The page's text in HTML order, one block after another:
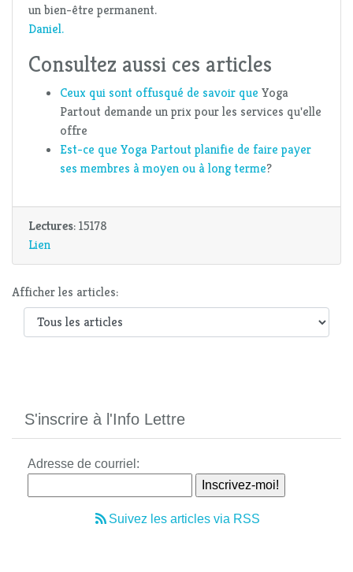
un bien-être permanent.
Daniel.
Consultez aussi ces articles
Ceux qui sont offusqué de savoir que Yoga
Partout demande un prix pour les services qu'elle
offre
Est-ce que Yoga Partout planifie de faire payer
ses membres à moyen ou à long terme?
Lectures: 15178
Lien
Afficher les articles:
S'inscrire à l'Info Lettre
Adresse de courriel:
Suivez les articles via RSS